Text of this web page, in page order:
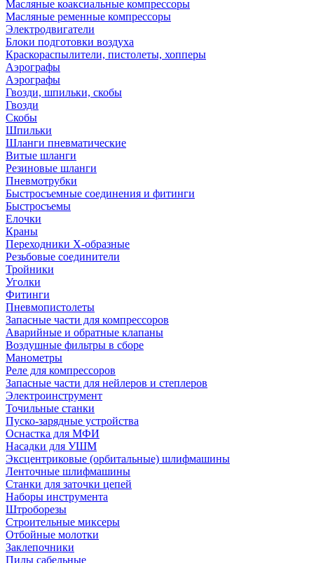
Масляные коаксиальные компрессоры
Масляные ременные компрессоры
Электродвигатели
Блоки подготовки воздуха
Краскораспылители, пистолеты, хопперы
Аэрографы
Аэрографы
Гвозди, шпильки, скобы
Гвозди
Скобы
Шпильки
Шланги пневматические
Витые шланги
Резиновые шланги
Пневмотрубки
Быстросъемные соединения и фитинги
Быстросъемы
Елочки
Краны
Переходники Х-образные
Резьбовые соединители
Тройники
Уголки
Фитинги
Пневмопистолеты
Запасные части для компрессоров
Аварийные и обратные клапаны
Воздушные фильтры в сборе
Манометры
Реле для компрессоров
Запасные части для нейлеров и степлеров
Электроинструмент
Точильные станки
Пуско-зарядные устройства
Оснастка для МФИ
Насадки для УШМ
Эксцентриковые (орбитальные) шлифмашины
Ленточные шлифмашины
Станки для заточки цепей
Наборы инструмента
Штроборезы
Строительные миксеры
Отбойные молотки
Заклепочники
Пилы сабельные